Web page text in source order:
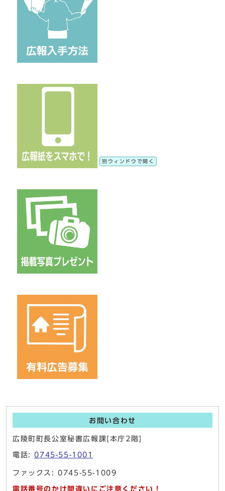
別ウィンドウで開く
お問い合わせ
広陵町町長公室秘書広報課[本庁2階]
電話:0745-55-1001
ファックス: 0745-55-1009
電話番号のかけ間違いにご注意ください！